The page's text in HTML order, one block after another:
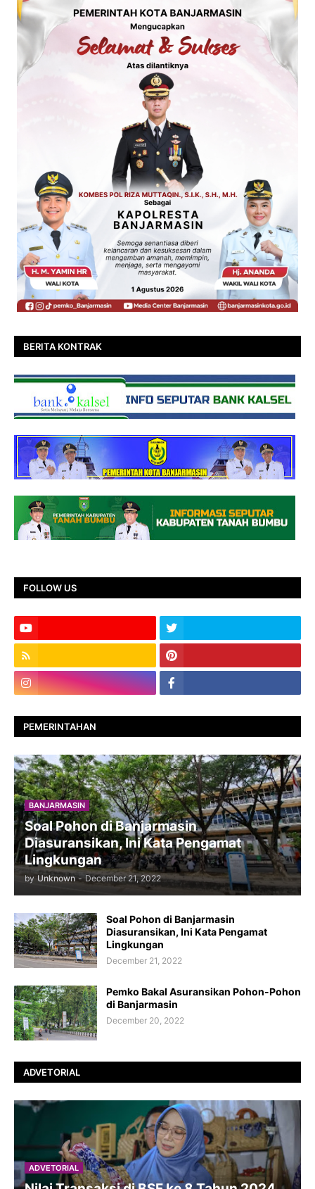
BERITA KONTRAK
FOLLOW US
PEMERINTAHAN
BANJARMASIN
Soal Pohon di Banjarmasin
Diasuransikan, Ini Kata Pengamat
Lingkungan
by Unknown - December 21, 2022
Soal Pohon di Banjarmasin
Diasuransikan, Ini Kata Pengamat
Lingkungan
December 21, 2022
Pemko Bakal Asuransikan Pohon-Pohon
di Banjarmasin
December 20, 2022
ADVETORIAL
ADVETORIAL